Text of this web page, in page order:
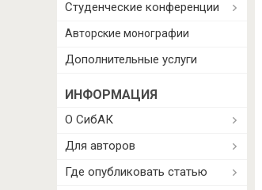
Студенческие конференции
Авторские монографии
Дополнительные услуги
ИНФОРМАЦИЯ
О СибАК
Для авторов
Где опубликовать статью